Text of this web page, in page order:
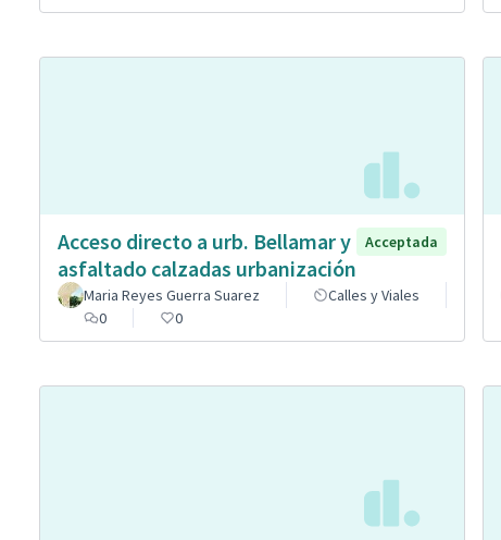
Acceso directo a urb. Bellamar y
asfaltado calzadas urbanización
Acceptada
Maria Reyes Guerra Suarez
Calles y Viales
0
0